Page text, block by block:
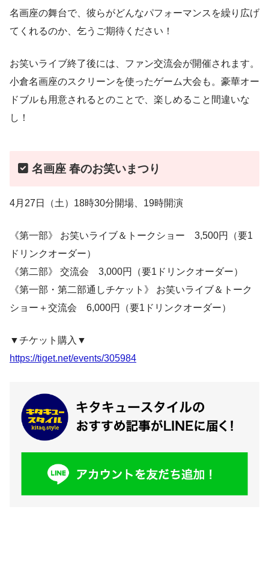
名画座の舞台で、彼らがどんなパフォーマンスを繰り広げ
てくれるのか、乞うご期待ください！
お笑いライブ終了後には、ファン交流会が開催されます。
小倉名画座のスクリーンを使ったゲーム大会も。豪華オー
ドブルも用意されるとのことで、楽しめること間違いな
し！
名画座 春のお笑いまつり
4月27日（土）18時30分開場、19時開演
《第一部》 お笑いライブ＆トークショー 3,500円（要1
ドリンクオーダー）
《第二部》 交流会 3,000円（要1ドリンクオーダー）
《第一部・第二部通しチケット》 お笑いライブ＆トーク
ショー＋交流会 6,000円（要1ドリンクオーダー）
▼チケット購入▼
https://tiget.net/events/305984